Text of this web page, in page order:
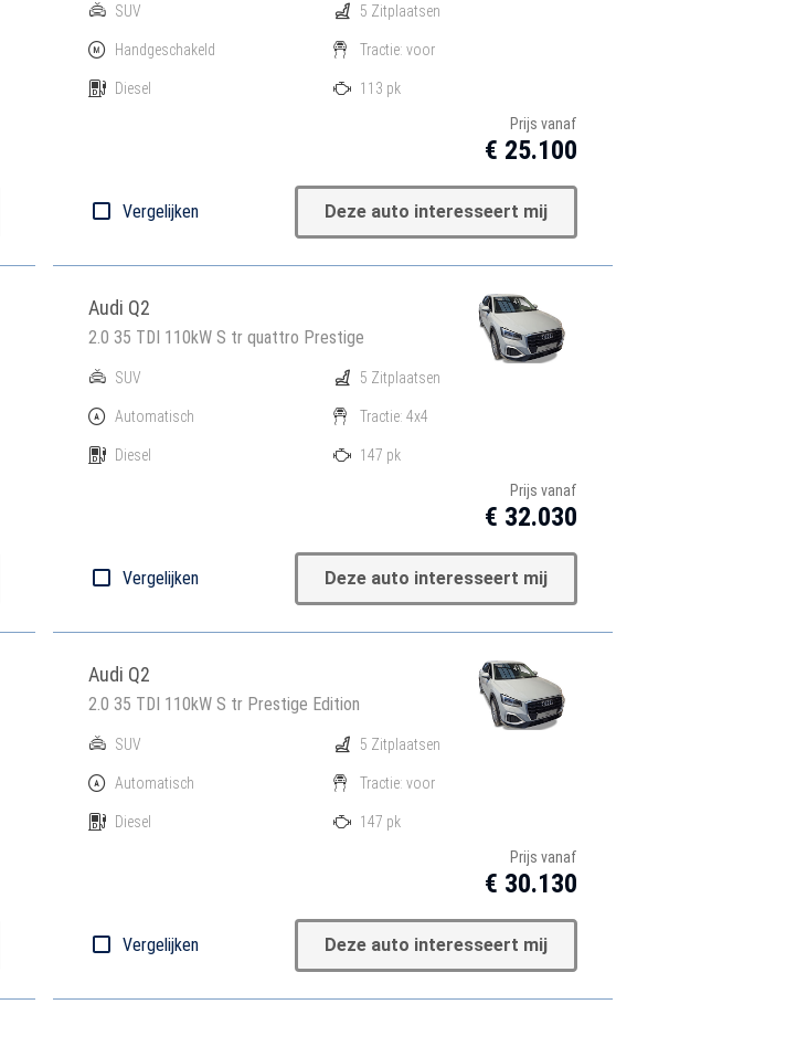
SUV
Handgeschakeld
Diesel
5 Zitplaatsen
Tractie: voor
113 pk
Prijs vanaf
€ 25.100
Vergelijken Deze auto interesseert mij
Audi Q2
2.0 35 TDI 110kW S tr quattro Prestige
SUV
Automatisch
Diesel
5 Zitplaatsen
Tractie: 4x4
147 pk
Prijs vanaf
€ 32.030
Vergelijken Deze auto interesseert mij
Audi Q2
2.0 35 TDI 110kW S tr Prestige Edition
SUV
Automatisch
Diesel
5 Zitplaatsen
Tractie: voor
147 pk
Prijs vanaf
€ 30.130
Vergelijken Deze auto interesseert mij